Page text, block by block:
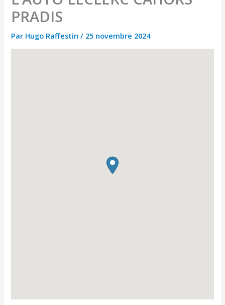
PRADIS
Par Hugo Raffestin/ 25 novembre 2024